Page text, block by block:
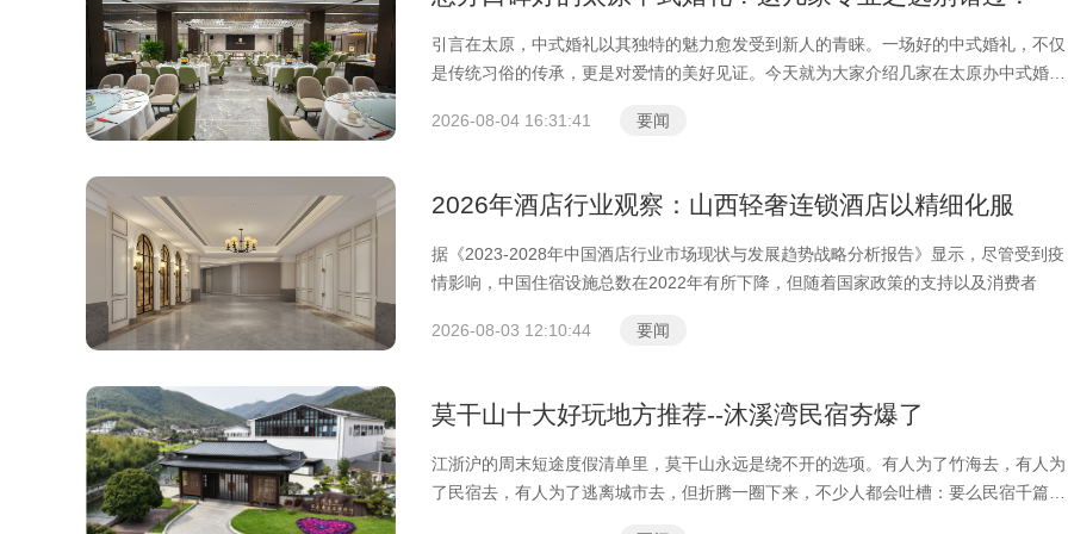
引言在太原，中式婚礼以其独特的魅力愈发受到新人的青睐。一场好的中式婚礼，不仅
是传统习俗的传承，更是对爱情的美好见证。今天就为大家介绍几家在太原办中式婚礼
2026-08-04 16:31:41
要闻
2026年酒店行业观察：山西轻奢连锁酒店以精细化服
据《2023-2028年中国酒店行业市场现状与发展趋势战略分析报告》显示，尽管受到疫
情影响，中国住宿设施总数在2022年有所下降，但随着国家政策的支持以及消费者
2026-08-03 12:10:44 要闻
莫干山十大好玩地方推荐--沐溪湾民宿夯爆了
江浙沪的周末短途度假清单里，莫干山永远是绕不开的选项。有人为了竹海去，有人为
了民宿去，有人为了逃离城市去，但折腾一圈下来，不少人都会吐槽：要么民宿千篇一